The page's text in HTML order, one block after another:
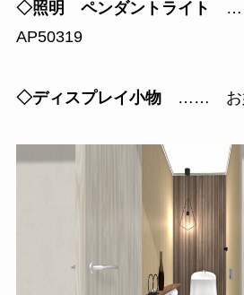
◇照明 ペンダントライト
AP50319
◇ディスプレイ小物 …… お